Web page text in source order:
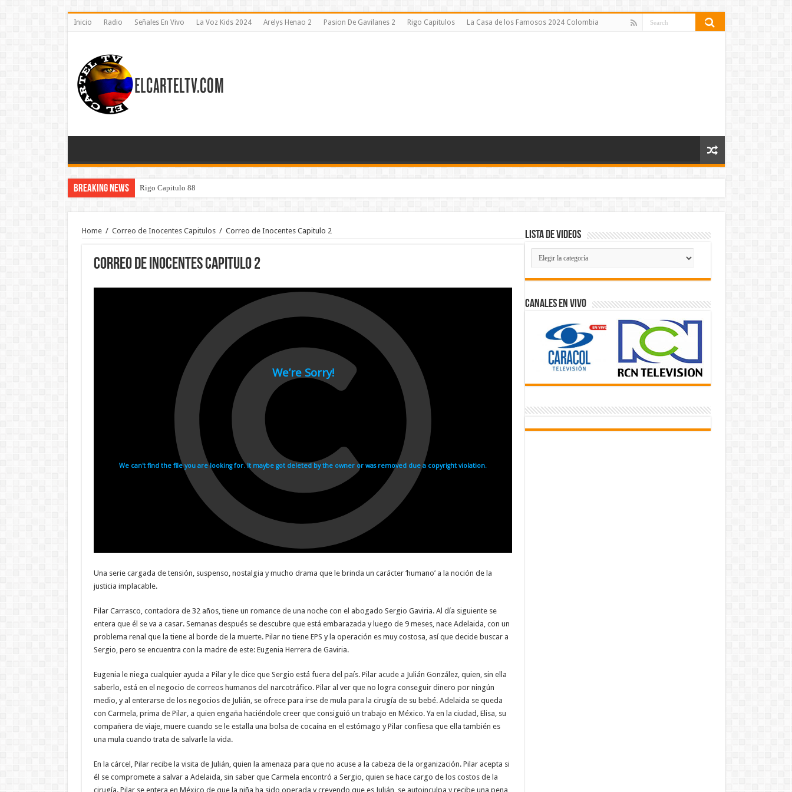
Inicio Radio Señales En Vivo La Voz Kids 2024 Arelys Henao 2 Pasion De Gavilanes 2 Rigo Capitulos La Casa de los Famosos 2024 Colombia
Breaking News Rigo Capitulo 88
Home / Correo de Inocentes Capitulos / Correo de Inocentes Capitulo 2
Correo de Inocentes Capitulo 2
Una serie cargada de tensión, suspenso, nostalgia y mucho drama que le brinda un carácter ‘humano’ a la noción de la
justicia implacable.
Pilar Carrasco, contadora de 32 años, tiene un romance de una noche con el abogado Sergio Gaviria. Al día siguiente se
entera que él se va a casar. Semanas después se descubre que está embarazada y luego de 9 meses, nace Adelaida, con un
problema renal que la tiene al borde de la muerte. Pilar no tiene EPS y la operación es muy costosa, así que decide buscar a
Sergio, pero se encuentra con la madre de este: Eugenia Herrera de Gaviria.
Eugenia le niega cualquier ayuda a Pilar y le dice que Sergio está fuera del país. Pilar acude a Julián González, quien, sin ella
saberlo, está en el negocio de correos humanos del narcotráfico. Pilar al ver que no logra conseguir dinero por ningún
medio, y al enterarse de los negocios de Julián, se ofrece para irse de mula para la cirugía de su bebé. Adelaida se queda
con Carmela, prima de Pilar, a quien engaña haciéndole creer que consiguió un trabajo en México. Ya en la ciudad, Elisa, su
compañera de viaje, muere cuando se le estalla una bolsa de cocaína en el estómago y Pilar confiesa que ella también es
una mula cuando trata de salvarle la vida.
En la cárcel, Pilar recibe la visita de Julián, quien la amenaza para que no acuse a la cabeza de la organización. Pilar acepta si
él se compromete a salvar a Adelaida, sin saber que Carmela encontró a Sergio, quien se hace cargo de los costos de la
cirugía. Pilar se entera en México de que la niña ha sido operada y creyendo que es Julián, se autoinculpa y recibe una pena
Lista de Videos
Lista
de
Videos
Canales En Vivo